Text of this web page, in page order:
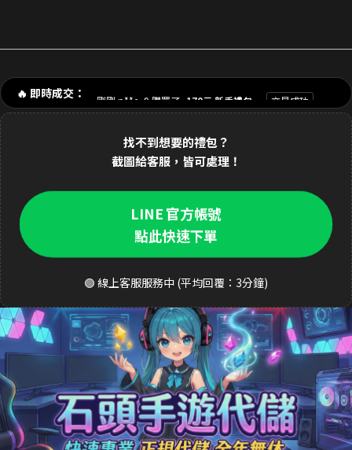
🔥 即時成交：
剛剛 陳**豪 購買了 3290元 禮包 交易成功
1分鐘前 林**緯 購買了 1690元 禮包 交易成功
2分鐘前 Dav**d 購買了 3290元 至尊禮包
4分鐘前 張**凱 購買了 490元 週禮包
5分鐘前 王**明 購買了 990元 月卡
6分鐘前 a**123 購買了
8分鐘前 S**ea 購買了 3290元 禮包 交易成功
9分鐘前 吳**宏 購買了 1690元 豪華禮包 交易成功
10分鐘前 m**ky 購買了 33元 銅板禮包 交易成功
12分鐘前 李**芬 購買了 990元 成長禮包 交易成功
15分鐘前 J**son 購買了 3290元 禮包 交易成功
找不到想要的禮包？
截圖給客服，皆可處理！
LINE 官方帳號
點此快速下單
🟢 線上客服服務中 (平均回覆：3分鐘)